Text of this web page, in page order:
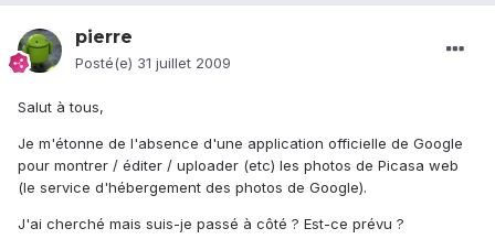
pierre
Posté(e) 31 juillet 2009
Salut à tous,
Je m'étonne de l'absence d'une application officielle de Google
pour montrer / éditer / uploader (etc) les photos de Picasa web
(le service d'hébergement des photos de Google).
J'ai cherché mais suis-je passé à côté ? Est-ce prévu ?